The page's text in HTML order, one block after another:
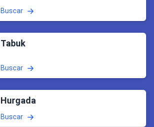
Buscar
Tabuk
Buscar
Hurgada
Buscar